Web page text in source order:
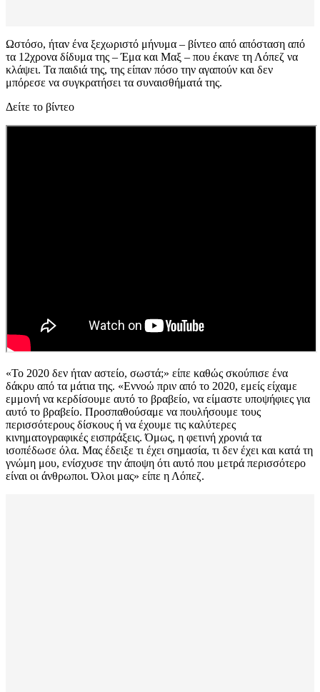
Ωστόσο, ήταν ένα ξεχωριστό μήνυμα – βίντεο από απόσταση από
τα 12χρονα δίδυμα της – Έμα και Μαξ – που έκανε τη Λόπεζ να
κλάψει. Τα παιδιά της, της είπαν πόσο την αγαπούν και δεν
μπόρεσε να συγκρατήσει τα συναισθήματά της.
Δείτε το βίντεο
«Το 2020 δεν ήταν αστείο, σωστά;» είπε καθώς σκούπισε ένα
δάκρυ από τα μάτια της. «Εννοώ πριν από το 2020, εμείς είχαμε
εμμονή να κερδίσουμε αυτό το βραβείο, να είμαστε υποψήφιες για
αυτό το βραβείο. Προσπαθούσαμε να πουλήσουμε τους
περισσότερους δίσκους ή να έχουμε τις καλύτερες
κινηματογραφικές εισπράξεις. Όμως, η φετινή χρονιά τα
ισοπέδωσε όλα. Μας έδειξε τι έχει σημασία, τι δεν έχει και κατά τη
γνώμη μου, ενίσχυσε την άποψη ότι αυτό που μετρά περισσότερο
είναι οι άνθρωποι. Όλοι μας» είπε η Λόπεζ.